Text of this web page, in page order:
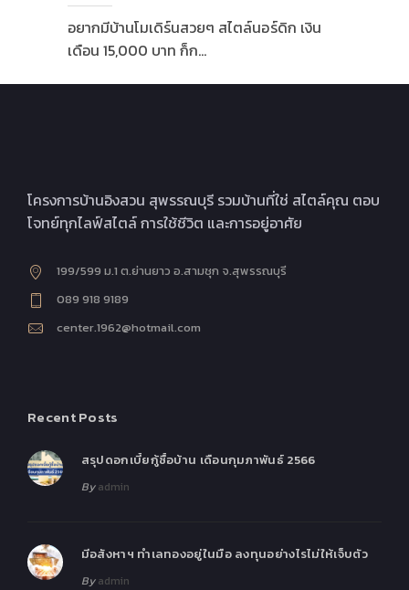
อยากมีบ้านโมเดิร์นสวยๆ สไตล์นอร์ดิก เงิน
เดือน 15,000 บาท ก็ก…
โครงการบ้านอิงสวน สุพรรณบุรี รวมบ้านที่ใช่ สไตล์คุณ ตอบ
โจทย์ทุกไลฟ์สไตล์ การใช้ชีวิต และการอยู่อาศัย
199/599 ม.1 ต.ย่านยาว อ.สามชุก จ.สุพรรณบุรี
089 918 9189
center.1962@hotmail.com
Recent Posts
สรุปดอกเบี้ยกู้ซื้อบ้าน เดือนกุมภาพันธ์ 2566
Byadmin
มีอสังหาฯ ทำเลทองอยู่ในมือ ลงทุนอย่างไรไม่ให้เจ็บตัว
Byadmin